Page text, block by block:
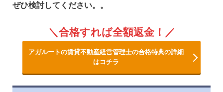
ぜひ検討してください。。
合格すれば全額返金！
アガルートの賃貸不動産経営管理士の合格特典の詳細
はコチラ